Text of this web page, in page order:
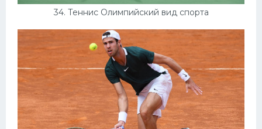
34. Теннис Олимпийский вид спорта